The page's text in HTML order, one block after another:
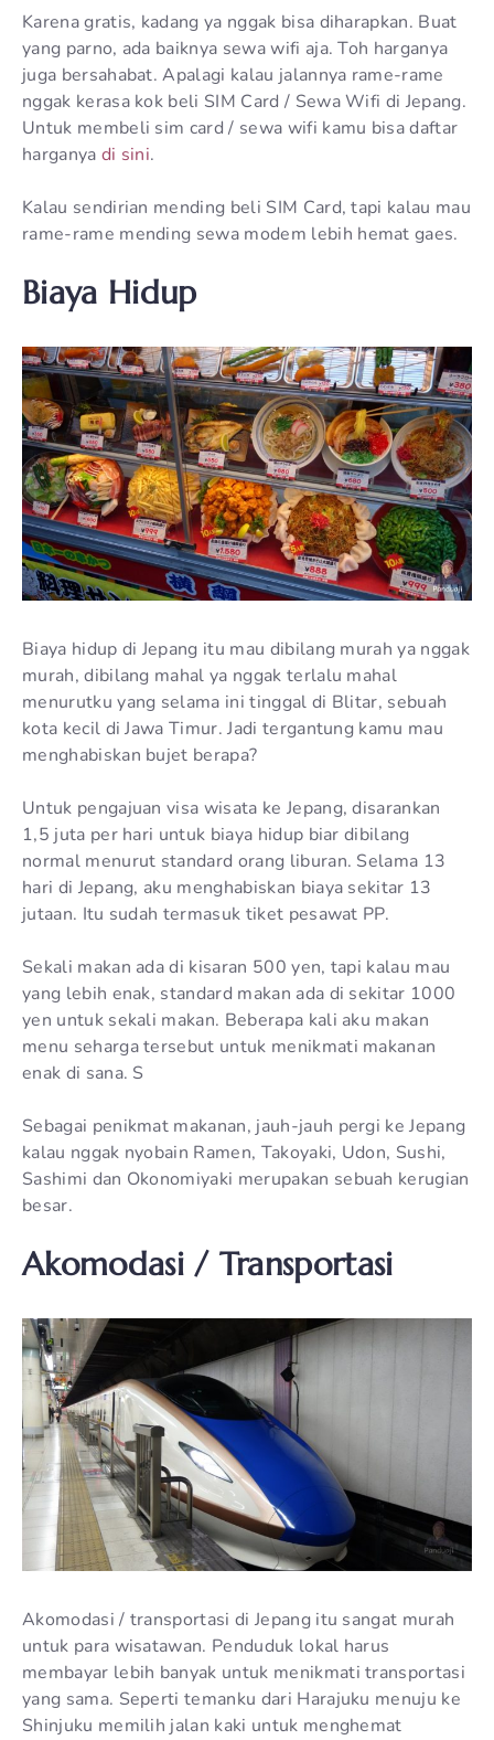
Karena gratis, kadang ya nggak bisa diharapkan. Buat
yang parno, ada baiknya sewa wifi aja. Toh harganya
juga bersahabat. Apalagi kalau jalannya rame-rame
nggak kerasa kok beli SIM Card / Sewa Wifi di Jepang.
Untuk membeli sim card / sewa wifi kamu bisa daftar
harganya di sini.
Kalau sendirian mending beli SIM Card, tapi kalau mau
rame-rame mending sewa modem lebih hemat gaes.
Biaya Hidup
Biaya hidup di Jepang itu mau dibilang murah ya nggak
murah, dibilang mahal ya nggak terlalu mahal
menurutku yang selama ini tinggal di Blitar, sebuah
kota kecil di Jawa Timur. Jadi tergantung kamu mau
menghabiskan bujet berapa?
Untuk pengajuan visa wisata ke Jepang, disarankan
1,5 juta per hari untuk biaya hidup biar dibilang
normal menurut standard orang liburan. Selama 13
hari di Jepang, aku menghabiskan biaya sekitar 13
jutaan. Itu sudah termasuk tiket pesawat PP.
Sekali makan ada di kisaran 500 yen, tapi kalau mau
yang lebih enak, standard makan ada di sekitar 1000
yen untuk sekali makan. Beberapa kali aku makan
menu seharga tersebut untuk menikmati makanan
enak di sana. S
Sebagai penikmat makanan, jauh-jauh pergi ke Jepang
kalau nggak nyobain Ramen, Takoyaki, Udon, Sushi,
Sashimi dan Okonomiyaki merupakan sebuah kerugian
besar.
Akomodasi / Transportasi
Akomodasi / transportasi di Jepang itu sangat murah
untuk para wisatawan. Penduduk lokal harus
membayar lebih banyak untuk menikmati transportasi
yang sama. Seperti temanku dari Harajuku menuju ke
Shinjuku memilih jalan kaki untuk menghemat